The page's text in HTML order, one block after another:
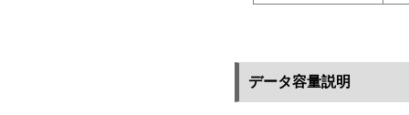
データ容量説明